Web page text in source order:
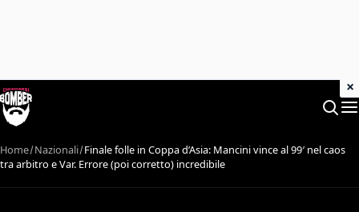
Home Nazionali Finale folle in Coppa d’Asia: Mancini vince al 99′ nel caos
tra arbitro e Var. Errore (poi corretto) incredibile
×